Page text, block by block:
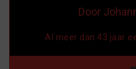
Door
Al meer dan 43 jaar